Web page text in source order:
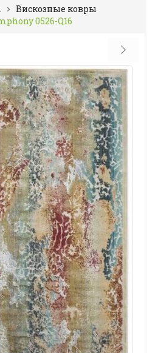
Вискозные ковры
0526-Q16